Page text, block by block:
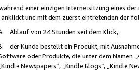
einer einzigen Internetsitzung eines der
anklickt und mit dem zuerst eintretenden der
Ablauf von 24 Stunden seit dem Klick,
der Kunde bestellt ein Produkt, mit
oder Produkte, die unter dem Namen
„Kindle Newspapers“, „Kindle Blogs“, „Kindle